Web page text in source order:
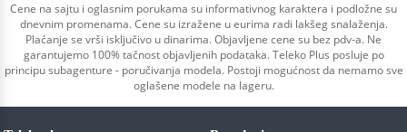
Cene na sajtu i oglasnim porukama su informativnog karaktera i podložne su
dnevnim promenama. Cene su izražene u eurima radi lakšeg snalaženja.
Plaćanje se vrši isključivo u dinarima. Objavljene cene su bez pdv-a. Ne
garantujemo 100% tačnost objavljenih podataka. Teleko Plus posluje po
principu subagenture - poručivanja modela. Postoji mogućnost da nemamo sve
oglašene modele na lageru.